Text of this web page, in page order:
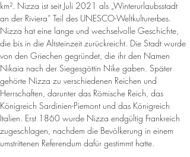
km². Nizza ist seit Juli 2021 als „Winterurlaubsstadt
an der Riviera“ Teil des UNESCO-Weltkulturerbes.
Nizza hat eine lange und wechselvolle Geschichte,
die bis in die Altsteinzeit zurückreicht. Die Stadt wurde
von den Griechen gegründet, die ihr den Namen
Nikaia nach der Siegesgöttin Nike gaben. Später
gehörte Nizza zu verschiedenen Reichen und
Herrschaften, darunter das Römische Reich, das
Königreich Sardinien-Piemont und das Königreich
Italien. Erst 1860 wurde Nizza endgültig Frankreich
zugeschlagen, nachdem die Bevölkerung in einem
umstrittenen Referendum dafür gestimmt hatte.